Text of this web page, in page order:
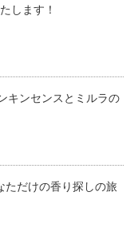
します！
キンセンスとミルラの
だけの香り探しの旅